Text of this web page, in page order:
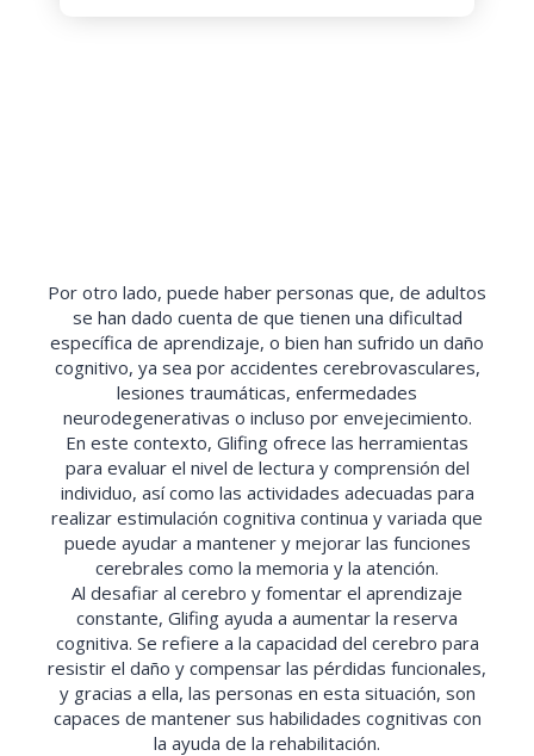
Por otro lado, puede haber personas que, de adultos
se han dado cuenta de que tienen una dificultad
específica de aprendizaje, o bien han sufrido un daño
cognitivo, ya sea por accidentes cerebrovasculares,
lesiones traumáticas, enfermedades
neurodegenerativas o incluso por envejecimiento.
En este contexto, Glifing ofrece las herramientas
para evaluar el nivel de lectura y comprensión del
individuo, así como las actividades adecuadas para
realizar estimulación cognitiva continua y variada que
puede ayudar a mantener y mejorar las funciones
cerebrales como la memoria y la atención.
Al desafiar al cerebro y fomentar el aprendizaje
constante, Glifing ayuda a aumentar la reserva
cognitiva. Se refiere a la capacidad del cerebro para
resistir el daño y compensar las pérdidas funcionales,
y gracias a ella, las personas en esta situación, son
capaces de mantener sus habilidades cognitivas con
la ayuda de la rehabilitación.